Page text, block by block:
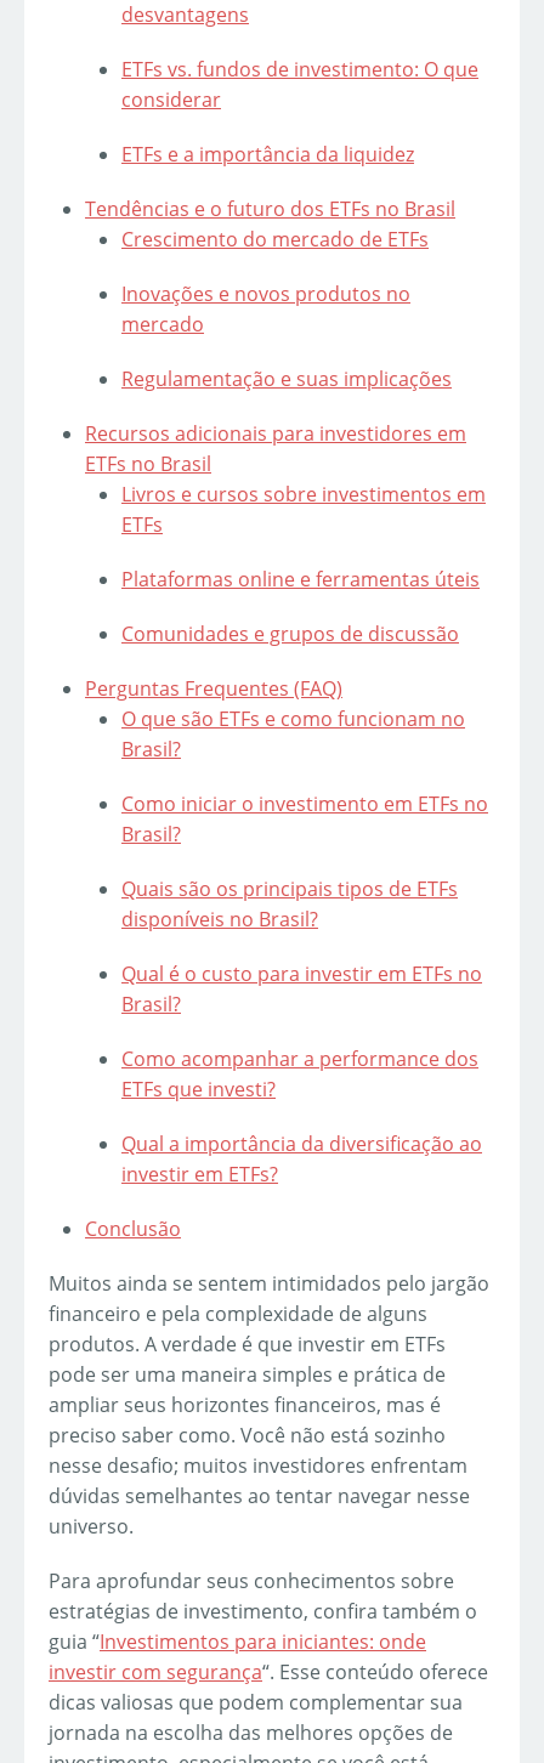
desvantagens
ETFs vs. fundos de investimento: O que
considerar
ETFs e a importância da liquidez
Tendências e o futuro dos ETFs no Brasil
Crescimento do mercado de ETFs
Inovações e novos produtos no
mercado
Regulamentação e suas implicações
Recursos adicionais para investidores em
ETFs no Brasil
Livros e cursos sobre investimentos em
ETFs
Plataformas online e ferramentas úteis
Comunidades e grupos de discussão
Perguntas Frequentes (FAQ)
O que são ETFs e como funcionam no
Brasil?
Como iniciar o investimento em ETFs no
Brasil?
Quais são os principais tipos de ETFs
disponíveis no Brasil?
Qual é o custo para investir em ETFs no
Brasil?
Como acompanhar a performance dos
ETFs que investi?
Qual a importância da diversificação ao
investir em ETFs?
Conclusão
Muitos ainda se sentem intimidados pelo jargão
financeiro e pela complexidade de alguns
produtos. A verdade é que investir em ETFs
pode ser uma maneira simples e prática de
ampliar seus horizontes financeiros, mas é
preciso saber como. Você não está sozinho
nesse desafio; muitos investidores enfrentam
dúvidas semelhantes ao tentar navegar nesse
universo.
Para aprofundar seus conhecimentos sobre
estratégias de investimento, confira também o
guia “Investimentos para iniciantes: onde
investir com segurança“. Esse conteúdo oferece
dicas valiosas que podem complementar sua
jornada na escolha das melhores opções de